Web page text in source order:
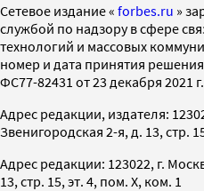
Cетевое издание « forbes.ru »
службой по надзору в сфере
технологий и массовых
номер и дата принятия
ФС77-82431 от 23 декабря 2021 г.
Адрес редакции, издателя:
Звенигородская 2-я, д. 13, стр.
Адрес редакции: 123022, г.
13, стр. 15, эт. 4, пом. X, ком. 1